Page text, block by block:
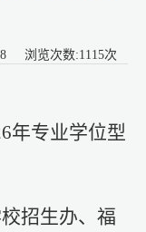
浏览次数:1115次
年专业学位型
招生办、福